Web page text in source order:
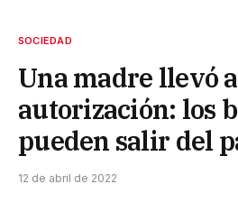
SOCIEDAD
Una madre llevó
autorización: los
pueden salir del
12 de abril de 2022